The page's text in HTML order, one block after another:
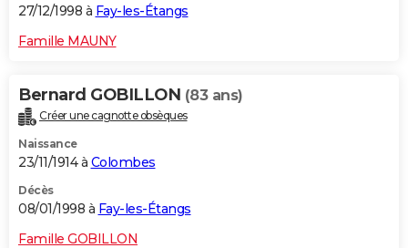
27/12/1998 à Fay-les-Étangs
Famille MAUNY
Bernard GOBILLON (83 ans)
Créer une cagnotte obsèques
Naissance
23/11/1914 à Colombes
Décès
08/01/1998 à Fay-les-Étangs
Famille GOBILLON